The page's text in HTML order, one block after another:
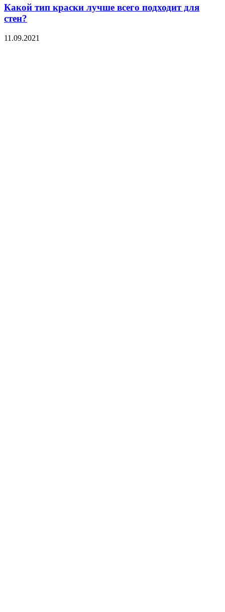
Какой тип краски лучше всего подходит для
стен?
11.09.2021